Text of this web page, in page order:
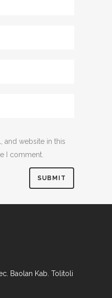
and website in this
I comment.
Baolan Kab. Tolitoli